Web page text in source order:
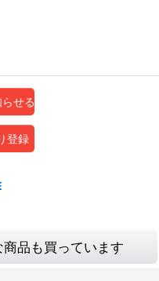
せる
登録
品も買っています